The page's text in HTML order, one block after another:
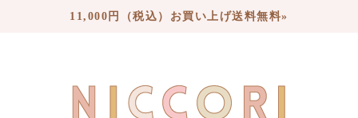
11,000円（税込）お買い上げ送料無料»